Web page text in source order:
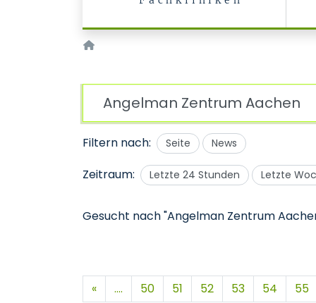
Startseite
Filtern nach: Seite News
Zeitraum: Letzte 24 Stunden Letzte
Gesucht nach "Angelman Zentrum
« .... 50 51 52 53 54 55